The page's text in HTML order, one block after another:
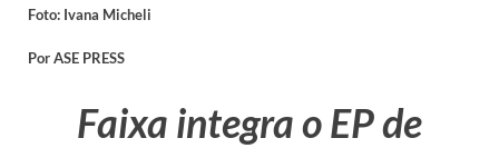
Foto: Ivana Micheli
Por ASE PRESS
Faixa integra o EP de